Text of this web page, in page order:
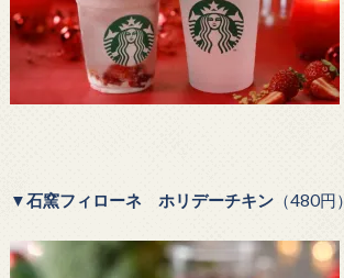
▼石窯フィローネ ホリデーチキン（480円）